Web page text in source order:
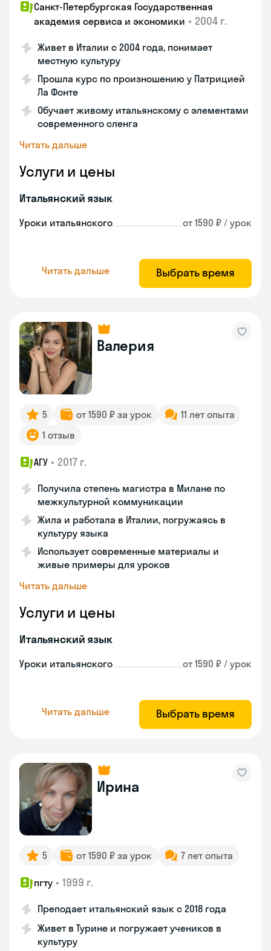
Санкт-Петербургская Государственная
академия сервиса и экономики • 2004 г.
Живет в Италии с 2004 года, понимает
местную культуру
Прошла курс по произношению у Патрицией
Ла Фонте
Обучает живому итальянскому с элементами
современного сленга
Читать дальше
Услуги и цены
Итальянский язык
Уроки итальянского от 1590 ₽ / урок
Читать дальше Выбрать время
Валерия
5 от 1590 ₽ за урок
11 лет опыта
1 отзыв
АГУ • 2017 г.
Получила степень магистра в Милане по
межкультурной коммуникации
Жила и работала в Италии, погружаясь в
культуру языка
Использует современные материалы и
живые примеры для уроков
Читать дальше
Услуги и цены
Итальянский язык
Уроки итальянского от 1590 ₽ / урок
Читать дальше Выбрать время
Ирина
5 от 1590 ₽ за урок 7 лет опыта
пгту • 1999 г.
Преподает итальянский язык с 2018 года
Живет в Турине и погружает учеников в
культуру